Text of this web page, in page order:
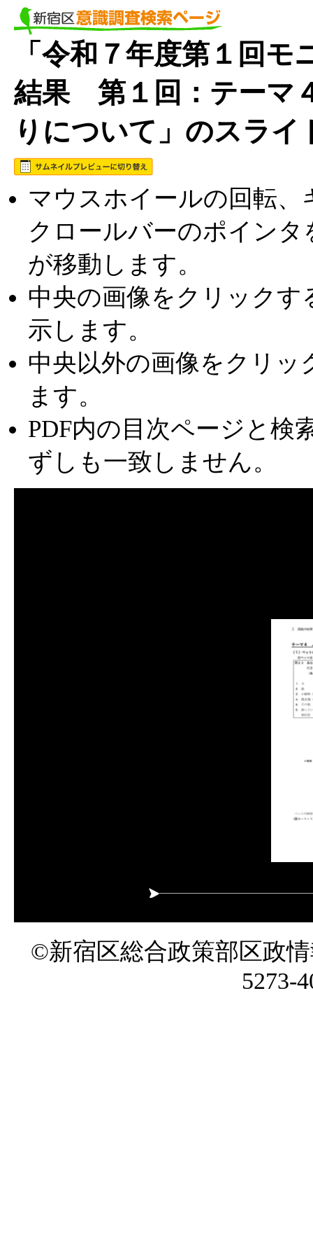
「令和７年度第１回
結果 第１回：テーマ
りについて」のスライ
マウスホイールの回転
クロールバーのポイン
が移動します。
中央の画像をクリック
示します。
中央以外の画像をクリ
ます。
PDF内の目次ページと検
ずしも一致しません。
©新宿区総合政策部区政
5273-